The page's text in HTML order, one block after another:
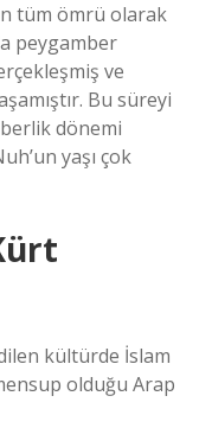
tüm ömrü olarak
peygamber
ve
Bu süreyi
dönemi
yaşı çok
olduğu Arap